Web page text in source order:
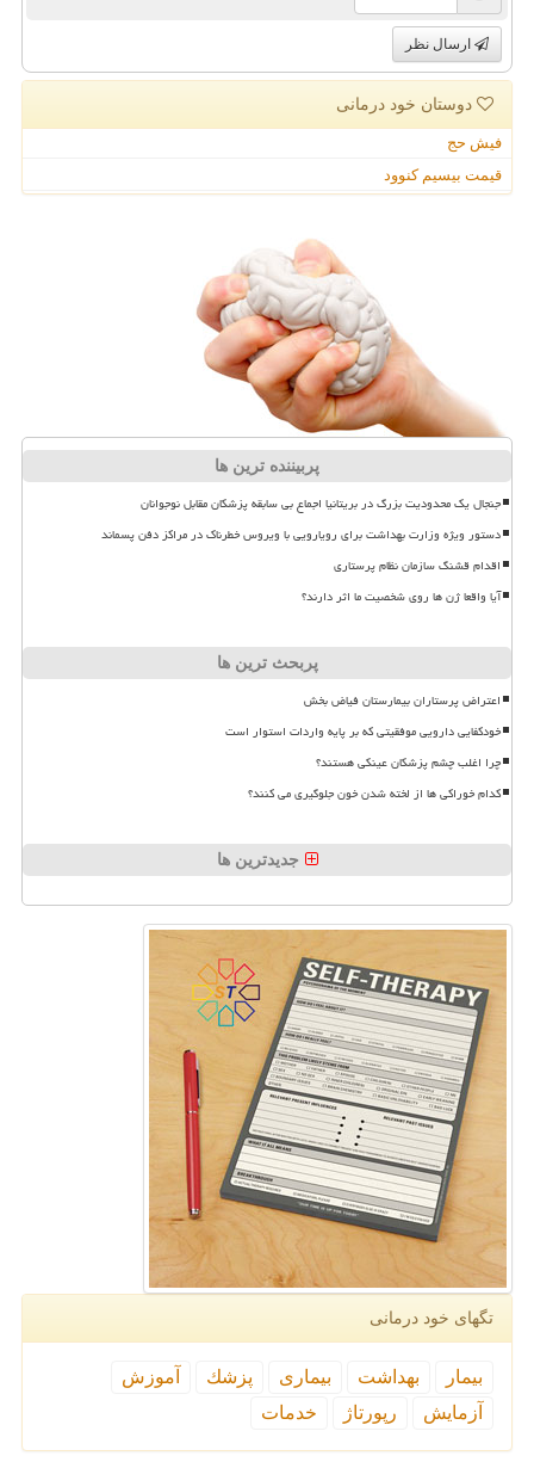
ارسال نظر
دوستان خود درمانی
فیش حج
قیمت بیسیم کنوود
پربیننده ترین ها
جنجال یک محدودیت بزرگ در بریتانیا اجماع بی سابقه پزشکان مقابل نوجوانان
دستور ویژه وزارت بهداشت برای رویارویی با ویروس خطرناک در مراکز دفن پسماند
اقدام قشنگ سازمان نظام پرستاری
آیا واقعا ژن ها روی شخصیت ما اثر دارند؟
پربحث ترین ها
اعتراض پرستاران بیمارستان فیاض بخش
خودکفایی دارویی موفقیتی که بر پایه واردات استوار است
چرا اغلب چشم پزشکان عینکی هستند؟
کدام خوراکی ها از لخته شدن خون جلوگیری می کنند؟
جدیدترین ها
تگهای خود درمانی
بیمار بهداشت بیماری پزشك
آموزش
آزمایش
رپورتاژ خدمات